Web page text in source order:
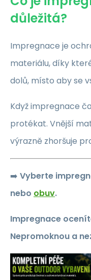
důležitá?
Impregnace je
materiálu, díky
dolů, místo aby se
Když impregnace
protékat. Vnější
výrazně zhoršuje
➡️ Vyberte
nebo obuv.
Impregnace
Nepromoknou a